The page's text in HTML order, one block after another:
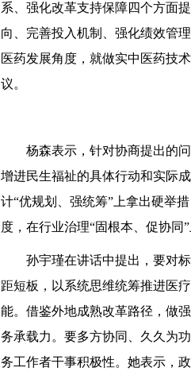
系、强化改革支持保障四个方面
向、完善投入机制、强化绩效管
医药发展角度，就做实中医药技
议。
杨森表示，针对协商提出的
增进民生福祉的具体行动和实际
计“优规划、强统筹”上拿出硬举
度，在行业治理“固根本、促协同
孙宇瑾在讲话中提出，要对
距短板，以系统思维统筹推进医
能。借鉴外地成熟改革路径，做
务承载力。要多方协同、久久为
务工作者干事积极性。 她表示，